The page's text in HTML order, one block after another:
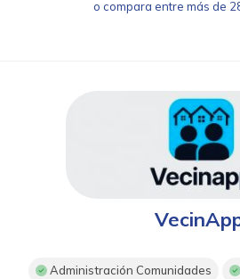
o compara entre más de
Administración Comunidades